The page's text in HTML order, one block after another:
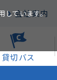
ています。
会社案内
貸切バス